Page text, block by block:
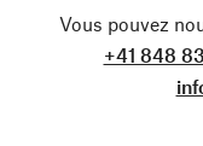
Vous pouvez
+41 848